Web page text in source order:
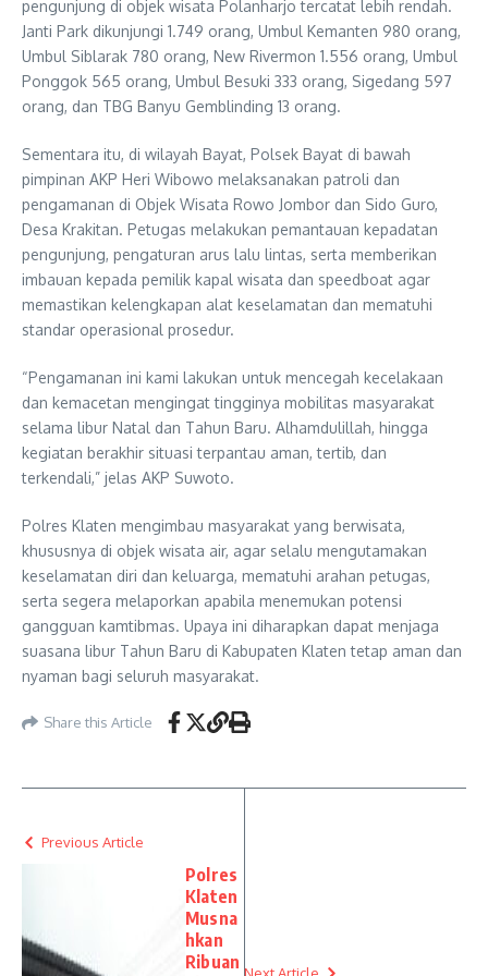
pengunjung di objek wisata Polanharjo tercatat lebih rendah.
Janti Park dikunjungi 1.749 orang, Umbul Kemanten 980 orang,
Umbul Siblarak 780 orang, New Rivermon 1.556 orang, Umbul
Ponggok 565 orang, Umbul Besuki 333 orang, Sigedang 597
orang, dan TBG Banyu Gemblinding 13 orang.
Sementara itu, di wilayah Bayat, Polsek Bayat di bawah
pimpinan AKP Heri Wibowo melaksanakan patroli dan
pengamanan di Objek Wisata Rowo Jombor dan Sido Guro,
Desa Krakitan. Petugas melakukan pemantauan kepadatan
pengunjung, pengaturan arus lalu lintas, serta memberikan
imbauan kepada pemilik kapal wisata dan speedboat agar
memastikan kelengkapan alat keselamatan dan mematuhi
standar operasional prosedur.
“Pengamanan ini kami lakukan untuk mencegah kecelakaan
dan kemacetan mengingat tingginya mobilitas masyarakat
selama libur Natal dan Tahun Baru. Alhamdulillah, hingga
kegiatan berakhir situasi terpantau aman, tertib, dan
terkendali,” jelas AKP Suwoto.
Polres Klaten mengimbau masyarakat yang berwisata,
khususnya di objek wisata air, agar selalu mengutamakan
keselamatan diri dan keluarga, mematuhi arahan petugas,
serta segera melaporkan apabila menemukan potensi
gangguan kamtibmas. Upaya ini diharapkan dapat menjaga
suasana libur Tahun Baru di Kabupaten Klaten tetap aman dan
nyaman bagi seluruh masyarakat.
Share this Article
Previous Article
Polres
Klaten
Musna
hkan
Ribuan